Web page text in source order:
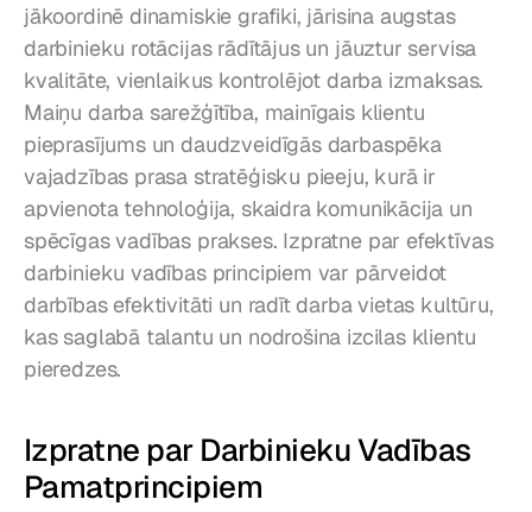
jākoordinē dinamiskie grafiki, jārisina augstas
darbinieku rotācijas rādītājus un jāuztur servisa
kvalitāte, vienlaikus kontrolējot darba izmaksas.
Maiņu darba sarežģītība, mainīgais klientu
pieprasījums un daudzveidīgās darbaspēka
vajadzības prasa stratēģisku pieeju, kurā ir
apvienota tehnoloģija, skaidra komunikācija un
spēcīgas vadības prakses. Izpratne par efektīvas
darbinieku vadības principiem var pārveidot
darbības efektivitāti un radīt darba vietas kultūru,
kas saglabā talantu un nodrošina izcilas klientu
pieredzes.
Izpratne par Darbinieku Vadības
Pamatprincipiem